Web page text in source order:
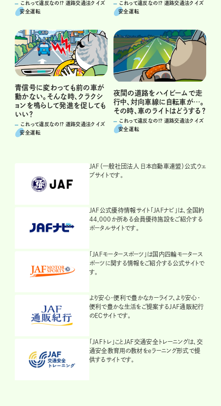
これって違反なの!? 道路交通法クイズ
安全運転
これって違反なの!? 道路交通法クイズ
安全運転
青信号に変わっても前の車が
動かない。そんな時、クラクシ
ョンを鳴らして発進を促しても
いい？
これって違反なの!? 道路交通法クイズ
安全運転
夜間の道路をハイビームで走
行中、対向車線に自転車が…。
その時、車のライトはどうする？
これって違反なの!? 道路交通法クイズ
安全運転
JAF（一般社団法人 日本自動車連盟）公式ウェ
ブサイトです。
JAF公式優待情報サイト「JAFナビ」は、全国約
44,000か所ある会員優待施設をご紹介する
ポータルサイトです。
「JAFモータースポーツ」は国内四輪モータース
ポーツに関する情報をご紹介する公式サイトで
す。
より安心・便利で豊かなカーライフ、より安心・
便利で豊かな生活をご提案するJAF通販紀行
のECサイトです。
「JAFトレ」ことJAF交通安全トレーニングは、交
通安全教育用の教材をeラーニング形式で提
供するサイトです。